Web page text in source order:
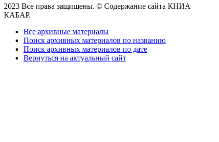
2023 Все права защищены. © Содержание сайта КНИА
КАБАР.
Все архивные материалы
Поиск архивных материалов по названию
Поиск архивных материалов по дате
Вернуться на актуальный сайт